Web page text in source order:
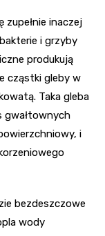
zupełnie inaczej
i grzyby
produkują
cząstki gleby w
Taka gleba
gwałtownych
i
bezdeszczowe
wody